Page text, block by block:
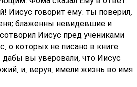
Иисус говорит ему: ты поверил,
блаженны невидевшие и
Иисус пред учениками
о которых не писано в книге
дабы вы уверовали, что Иисус
и, веруя, имели жизнь во имя